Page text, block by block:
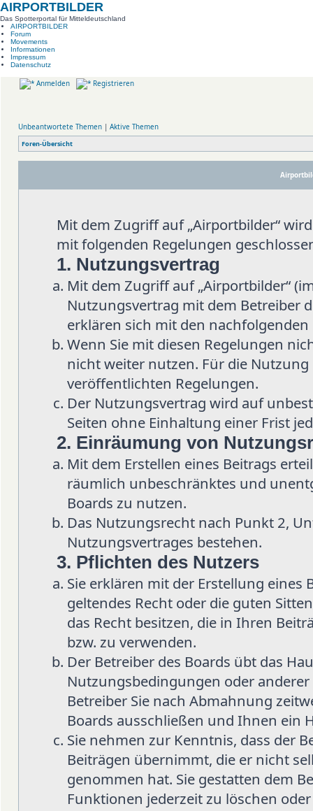
AIRPORTBILDER
Das Spotterportal für Mitteldeutschland
AIRPORTBILDER
Forum
Movements
Informationen
Impressum
Datenschutz
Anmelden Registrieren
Unbeantwortete Themen | Aktive Themen
Foren-Übersicht
Mit dem Zugriff auf „Airportbilder“
mit folgenden Regelungen
1. Nutzungsvertrag
Mit dem Zugriff auf „Airportbilder“
Nutzungsvertrag mit dem Betreiber
erklären sich mit den
Wenn Sie mit diesen Regelungen
nicht weiter nutzen. Für die Nutzung
veröffentlichten Regelungen.
Der Nutzungsvertrag wird auf
Seiten ohne Einhaltung einer Frist
2. Einräumung von
Mit dem Erstellen eines Beitrags
räumlich unbeschränktes und
Boards zu nutzen.
Das Nutzungsrecht nach Punkt 2,
Nutzungsvertrages bestehen.
3. Pflichten des Nutzers
Sie erklären mit der Erstellung eines
geltendes Recht oder die guten
das Recht besitzen, die in Ihren
bzw. zu verwenden.
Der Betreiber des Boards übt das
Nutzungsbedingungen oder
Betreiber Sie nach Abmahnung
Boards ausschließen und Ihnen ein
Sie nehmen zur Kenntnis, dass der
Beiträgen übernimmt, die er nicht
genommen hat. Sie gestatten dem
Funktionen jederzeit zu löschen